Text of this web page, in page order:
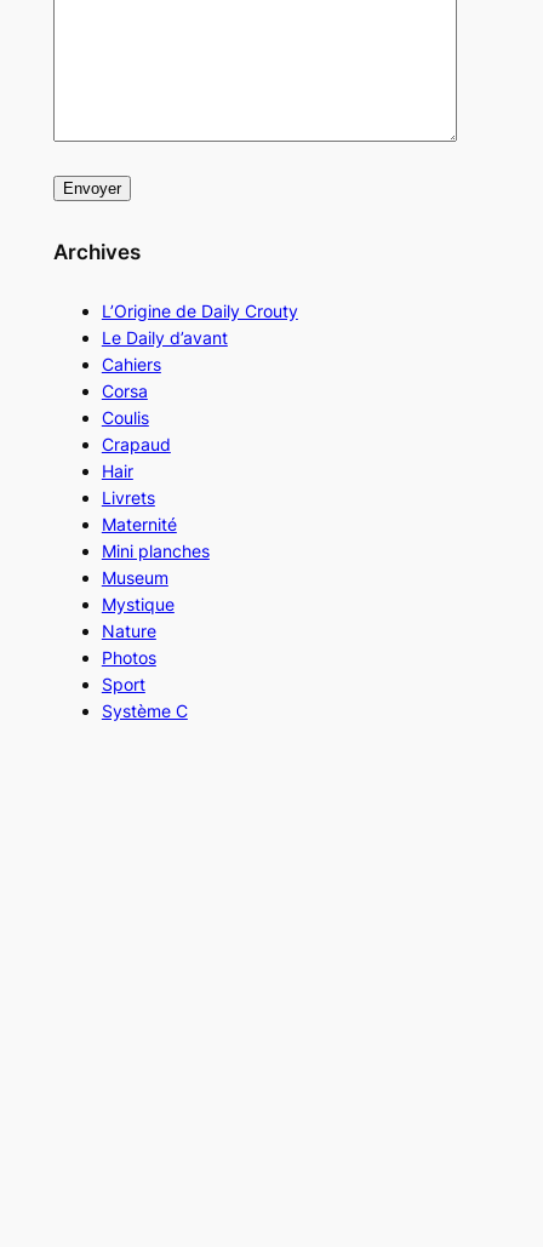
Archives
L’Origine de Daily Crouty
Le Daily d’avant
Cahiers
Corsa
Coulis
Crapaud
Hair
Livrets
Maternité
Mini planches
Museum
Mystique
Nature
Photos
Sport
Système C